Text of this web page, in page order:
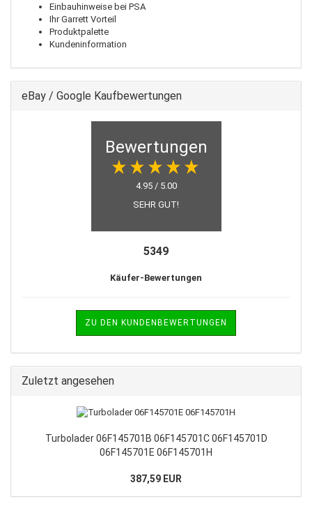
Einbauhinweise bei PSA
Ihr Garrett Vorteil
Produktpalette
Kundeninformation
eBay / Google Kaufbewertungen
Bewertungen
4.95 / 5.00
SEHR GUT!
5349
Käufer-Bewertungen
ZU DEN KUNDENBEWERTUNGEN
Zuletzt angesehen
Turbolader 06F145701B 06F145701C 06F145701D
06F145701E 06F145701H
387,59 EUR